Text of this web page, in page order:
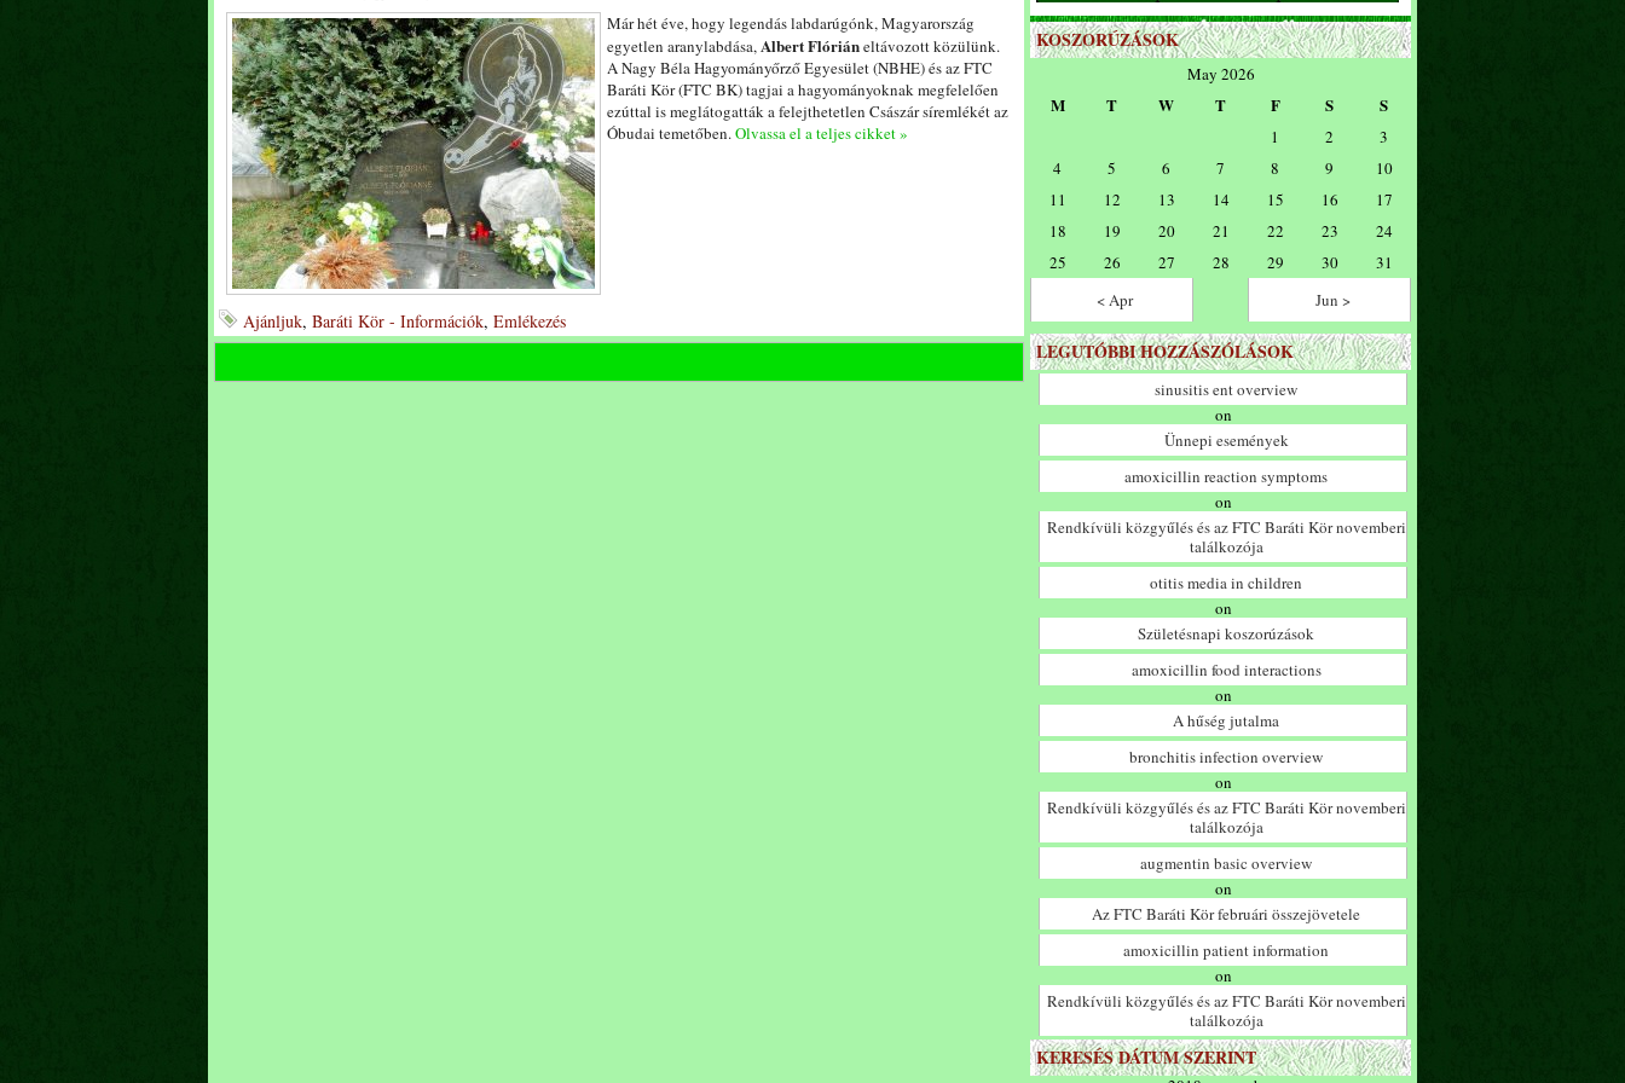
Már hét éve, hogy legendás labdarúgónk, Magyarország
egyetlen aranylabdása,Albert Flóriáneltávozott közülünk.
A Nagy Béla Hagyományőrző Egyesület (NBHE) és az FTC
Baráti Kör (FTC BK) tagjai a hagyományoknak megfelelően
ezúttal is meglátogatták a felejthetetlen Császár síremlékét az
Óbudai temetőben.Olvassa el a teljes cikket »
Ajánljuk, Baráti Kör - Információk, Emlékezés
KOSZORÚZÁSOK
May 2026
M T W T F S S
1 2
3
4
5 6 7 8 9
10
11
12 13 14 15 16
17
18
19 20 21 22 23
24
25
26 27 28 29 30
31
< Apr
Jun >
LEGUTÓBBI HOZZÁSZÓLÁSOK
sinusitis ent overview
on
Ünnepi események
amoxicillin reaction symptoms
on
Rendkívüli közgyűlés és az FTC Baráti Kör novemberi
találkozója
otitis media in children
on
Születésnapi koszorúzások
amoxicillin food interactions
on
A hűség jutalma
bronchitis infection overview
on
Rendkívüli közgyűlés és az FTC Baráti Kör novemberi
találkozója
augmentin basic overview
on
Az FTC Baráti Kör februári összejövetele
amoxicillin patient information
on
Rendkívüli közgyűlés és az FTC Baráti Kör novemberi
találkozója
KERESÉS DÁTUM SZERINT